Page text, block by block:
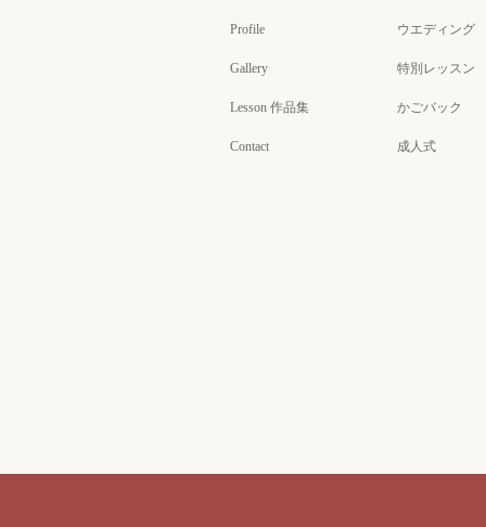
Profile
Gallery
Lesson 作品集
Contact
ウエディング
特別レッスン
かごバック
成人式